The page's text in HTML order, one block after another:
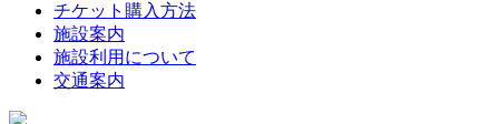
チケット購入方法
施設案内
施設利用について
交通案内